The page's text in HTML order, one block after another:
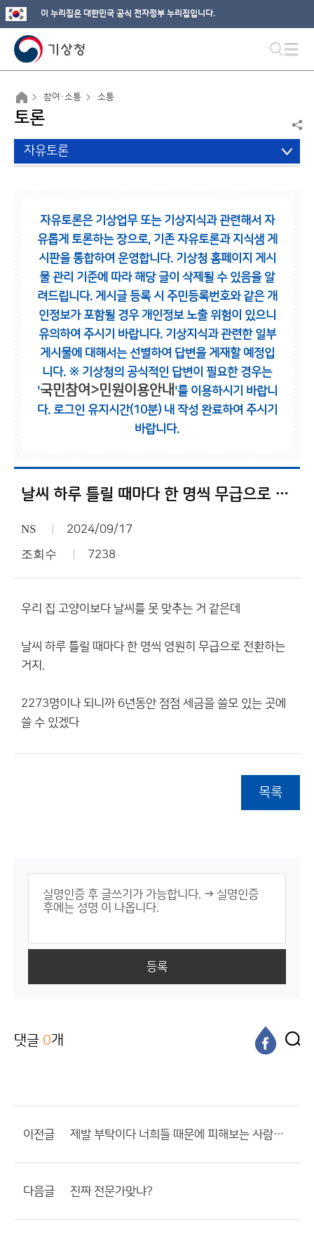
이 누리집은 대한민국 공식 전자정부 누리집입니다.
참여·소통 소통
토론
자유토론
자유토론은 기상업무 또는 기상지식과 관련해서 자
유롭게 토론하는 장으로, 기존 자유토론과 지식샘 게
시판을 통합하여 운영합니다. 기상청 홈페이지 게시
물 관리 기준에 따라 해당 글이 삭제될 수 있음을 알
려드립니다. 게시글 등록 시 주민등록번호와 같은 개
인정보가 포함될 경우 개인정보 노출 위험이 있으니
유의하여 주시기 바랍니다. 기상지식과 관련한 일부
게시물에 대해서는 선별하여 답변을 게재할 예정입
니다. ※ 기상청의 공식적인 답변이 필요한 경우는
'국민참여>민원이용안내 '를 이용하시기 바랍니
다. 로그인 유지시간(10분) 내 작성 완료하여 주시기
바랍니다.
날씨 하루 틀릴 때마다 한 명씩 무급으로 전환하는 게 어떨까?
NS 2024/09/17
조회수 7238
우리 집 고양이보다 날씨를 못 맞추는 거 같은데
날씨 하루 틀릴 때마다 한 명씩 영원히 무급으로 전환하는
거지.
2273명이나 되니까 6년동안 점점 세금을 쓸모 있는 곳에
쓸 수 있겠다
목록
등록
댓글 0개
이전글 제발 부탁이다 너희들 때문에 피해보는 사람이 너무 많아
다음글 진짜 전문가맞냐?